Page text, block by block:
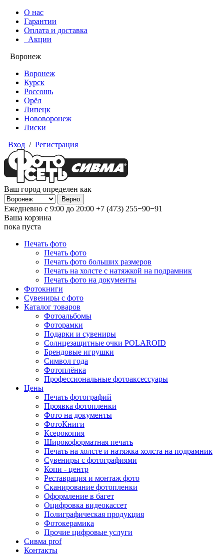
О нас
Гарантии
Оплата и доставка
Акции
Воронеж
Воронеж
Курск
Россошь
Орёл
Липецк
Нововоронеж
Лиски
Вход / Регистрация
Ваш город определен как
Ежедневно с 9:00 до 20:00 +7 (473) 255−90−91
Ваша корзина
пока пуста
Печать фото
Печать фото
Печать фото больших размеров
Печать на холсте с натяжкой на подрамник
Печать фото на документы
Фотокниги
Сувениры с фото
Каталог товаров
Фотоальбомы
Фоторамки
Подарки и сувениры
Солнцезащитные очки POLAROID
Брендовые игрушки
Символ года
Фотоплёнка
Профессиональные фотоаксессуары
Цены
Печать фотографий
Проявка фотопленки
Фото на документы
ФотоКниги
Ксерокопия
Широкоформатная печать
Печать на холсте и натяжка холста на подрамник
Сувениры с фотографиями
Копи - центр
Реставрация и монтаж фото
Сканирование фотопленки
Оформление в багет
Оцифровка видеокассет
Полиграфическая продукция
Фотокерамика
Прочие цифровые услуги
Сивма prof
Контакты